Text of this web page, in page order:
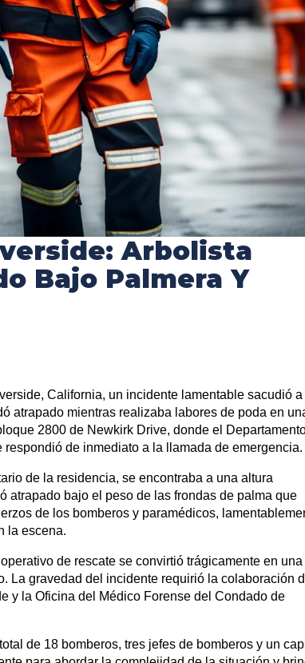
Arbolista
Bajo Palmera Y
California, un incidente lamentable sacudió a
atrapado mientras realizaba labores de poda en
2800 de Newkirk Drive, donde el
de inmediato a la llamada de emergencia.
de la residencia, se encontraba a una altura
atrapado bajo el peso de las frondas de palma que
de los bomberos y paramédicos,
la escena.
de rescate se convirtió trágicamente en una
La gravedad del incidente requirió la colaboración
y la Oficina del Médico Forense del Condado de
de 18 bomberos, tres jefes de bomberos y un